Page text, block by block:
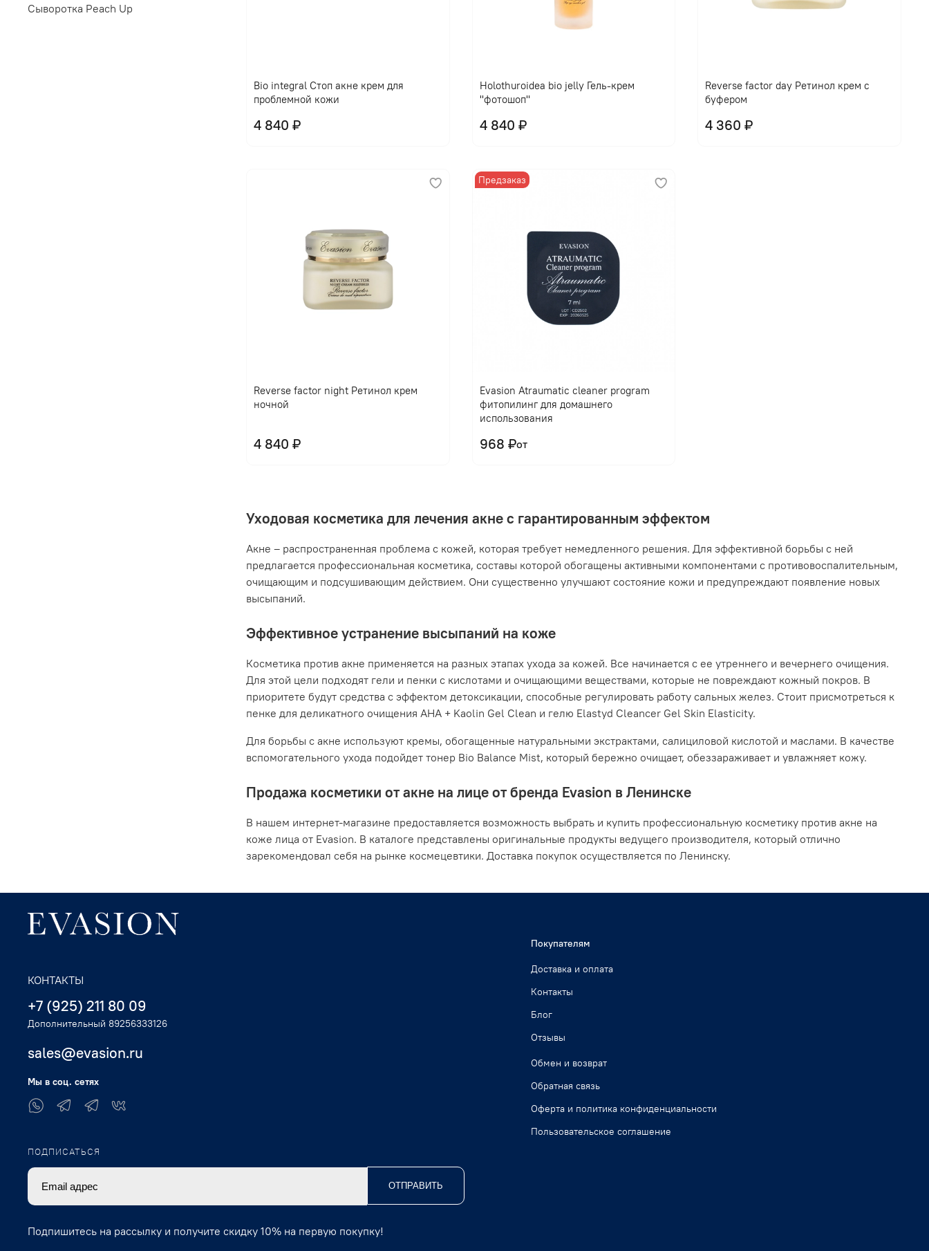
Bio integral Стоп акне крем для
проблемной кожи
4 840 ₽
Holothuroidea bio jelly Гель-крем
"фотошоп"
4 840 ₽
Reverse factor day Ретинол крем с
буфером
4 360 ₽
Reverse factor night Ретинол крем
ночной
4 840 ₽
Предзаказ
Evasion Atraumatic cleaner program
фитопилинг для домашнего
использования
от
968 ₽
Уходовая косметика для лечения акне с гарантированным эффектом
Акне – распространенная проблема с кожей, которая требует немедленного решения. Для эффективной борьбы с ней
предлагается профессиональная косметика, составы которой обогащены активными компонентами с противовоспалительным,
очищающим и подсушивающим действием. Они существенно улучшают состояние кожи и предупреждают появление новых
высыпаний.
Эффективное устранение высыпаний на коже
Косметика против акне применяется на разных этапах ухода за кожей. Все начинается с ее утреннего и вечернего очищения.
Для этой цели подходят гели и пенки с кислотами и очищающими веществами, которые не повреждают кожный покров. В
приоритете будут средства с эффектом детоксикации, способные регулировать работу сальных желез. Стоит присмотреться к
пенке для деликатного очищения AHA + Kaolin Gel Clean и гелю Elastyd Cleancer Gel Skin Elasticity.
Для борьбы с акне используют кремы, обогащенные натуральными экстрактами, салициловой кислотой и маслами. В качестве
вспомогательного ухода подойдет тонер Bio Balance Mist, который бережно очищает, обеззараживает и увлажняет кожу.
Продажа косметики от акне на лице от бренда Evasion в Ленинске
В нашем интернет-магазине предоставляется возможность выбрать и купить профессиональную косметику против акне на
коже лица от Evasion. В каталоге представлены оригинальные продукты ведущего производителя, который отлично
зарекомендовал себя на рынке космецевтики. Доставка покупок осуществляется по Ленинску.
Сыворотка Peach Up
Покупателям
Доставка и оплата
Контакты
Блог
Отзывы
Обмен и возврат
Обратная связь
Оферта и политика конфиденциальности
Пользовательское соглашение
КОНТАКТЫ
+7 (925) 211 80 09
Дополнительный 89256333126
sales@evasion.ru
Мы в соц. сетях
ПОДПИСАТЬСЯ
ОТПРАВИТЬ
Подпишитесь на рассылку и получите скидку 10% на первую покупку!